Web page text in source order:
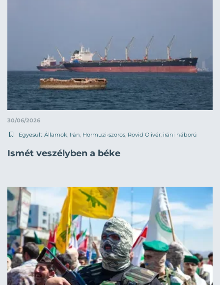
30/06/2026
Egyesült Államok Irán Hormuzi-szoros Rövid Olivér iráni háború
Ismét veszélyben a béke